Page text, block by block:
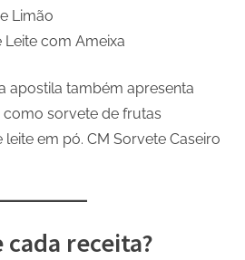
Limão
com Ameixa
apostila também apresenta
como sorvete de frutas
em pó. CM Sorvete Caseiro
receita?